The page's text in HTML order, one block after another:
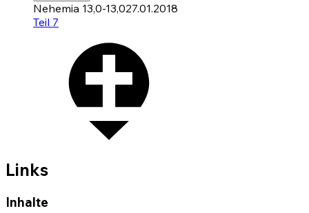
Nehemia 13,0-13,027.01.2018
Teil 7
Links
Inhalte